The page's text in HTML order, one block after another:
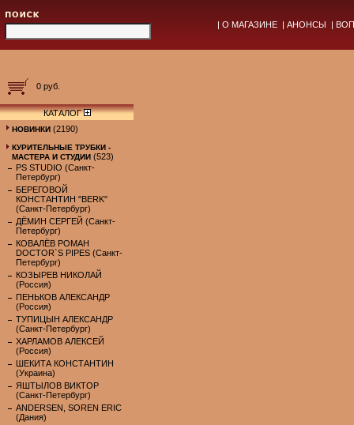
| О МАГАЗИНЕ | АНОНСЫ |
0 руб.
КАТАЛОГ
НОВИНКИ (2190)
КУРИТЕЛЬНЫЕ ТРУБКИ -
МАСТЕРА И СТУДИИ (523)
PS STUDIO (Санкт-
Петербург)
БЕРЕГОВОЙ
КОНСТАНТИН "BERK"
(Санкт-Петербург)
ДЁМИН СЕРГЕЙ (Санкт-
Петербург)
КОВАЛЁВ РОМАН
DOCTOR`S PIPES (Санкт-
Петербург)
КОЗЫРЕВ НИКОЛАЙ
(Россия)
ПЕНЬКОВ АЛЕКСАНДР
(Россия)
ТУПИЦЫН АЛЕКСАНДР
(Санкт-Петербург)
ХАРЛАМОВ АЛЕКСЕЙ
(Россия)
ШЕКИТА КОНСТАНТИН
(Украина)
ЯШТЫЛОВ ВИКТОР
(Санкт-Петербург)
ANDERSEN, SOREN ERIC
(Дания)